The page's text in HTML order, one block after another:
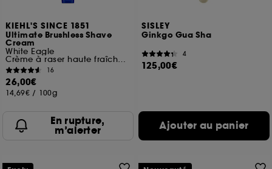
KIEHL'S SINCE 1851
Ultimate Brushless Shave
Cream
White Eagle
Crème à raser haute fraîcheur
16
26,00€
14,69€ / 100g
En rupture,
m’alerter
SISLEY
Ginkgo Gua Sha
4
125,00€
Ajouter au panier